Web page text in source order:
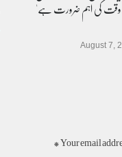
وقت کی اہم ضرورت ہے'
August 7,
Your email